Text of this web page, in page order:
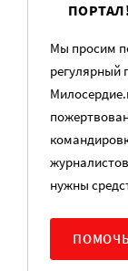
Мы просим
регулярный
нужны